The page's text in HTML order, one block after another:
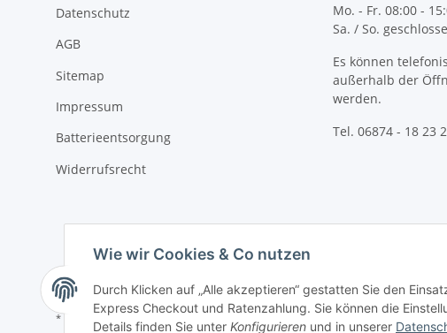
Datenschutz
AGB
Sitemap
Impressum
Batterieentsorgung
Widerrufsrecht
Mo. - Fr. 08:00 -
Sa. / So.
Es können
außerhalb der
werden.
Tel. 06874 - 18 23
* Alle Preise inkl. gesetzlicher USt., zzgl.Versand
Wie wir Cookies & Co nutzen
Durch Klicken auf „Alle akzeptieren“ gestatten Sie den
Express Checkout und Ratenzahlung. Sie können die
Details finden Sie unter Konfigurieren und in unserer